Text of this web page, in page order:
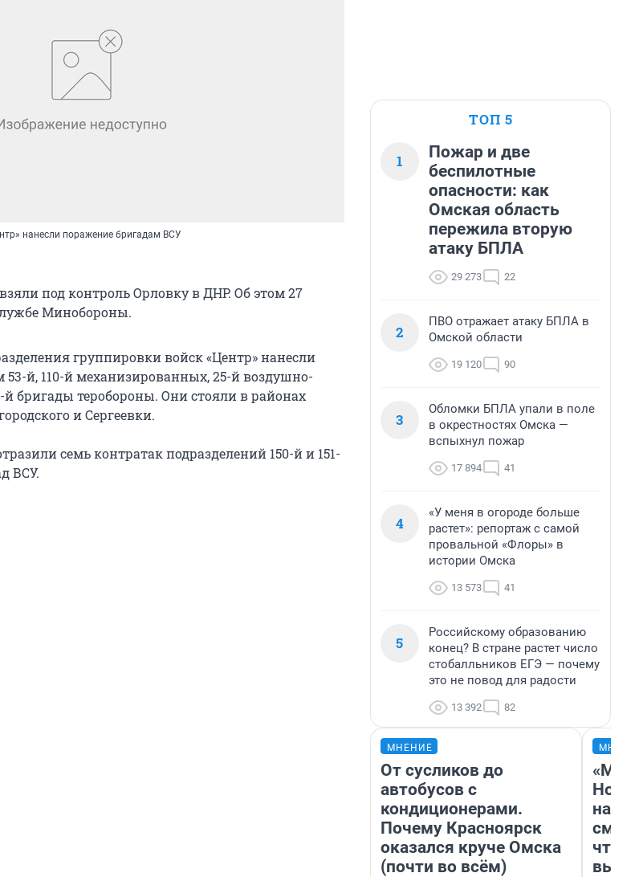
нанесли поражение бригадам ВСУ
под контроль Орловку в ДНР. Об этом 27
Минобороны.
группировки войск «Центр» нанесли
й, 110-й механизированных, 25-й воздушно-
й бригады теробороны. Они стояли в районах
и Сергеевки.
семь контратак подразделений 150-й и 151-
ВСУ.
ТОП 5
1
Пожар и две
беспилотные
опасности: как
Омская область
пережила вторую
атаку БПЛА
29 273 22
2
ПВО отражает атаку БПЛА в
Омской области
19 120 90
3
Обломки БПЛА упали в поле
в окрестностях Омска —
вспыхнул пожар
17 894 41
4
«У меня в огороде больше
растет»: репортаж с самой
провальной «Флоры» в
истории Омска
13 573 41
5
Российскому образованию
конец? В стране растет число
стобалльников ЕГЭ — почему
это не повод для радости
13 392 82
МНЕНИЕ
От сусликов до
автобусов с
кондиционерами.
Почему Красноярск
оказался круче Омска
(почти во всём)
«Мы